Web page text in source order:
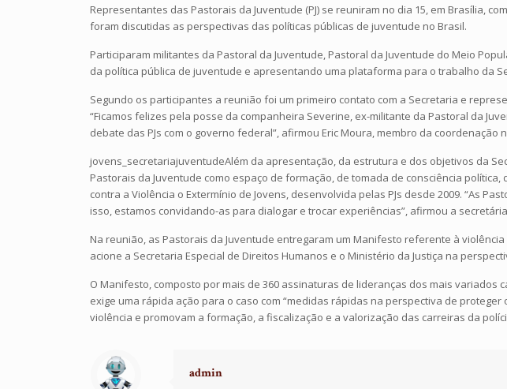
Representantes das Pastorais da Juventude (PJ) se reuniram no dia 15, em Brasília,
foram discutidas as perspectivas das políticas públicas de juventude no Brasil.
Participaram militantes da Pastoral da Juventude, Pastoral da Juventude do Meio
da política pública de juventude e apresentando uma plataforma para o trabalho da
Segundo os participantes a reunião foi um primeiro contato com a Secretaria e
“Ficamos felizes pela posse da companheira Severine, ex-militante da Pastoral da
debate das PJs com o governo federal”, afirmou Eric Moura, membro da coordenação
jovens_secretariajuventudeAlém da apresentação, da estrutura e dos objetivos da
Pastorais da Juventude como espaço de formação, de tomada de consciência
contra a Violência o Extermínio de Jovens, desenvolvida pelas PJs desde 2009. “As
isso, estamos convidando-as para dialogar e trocar experiências”, afirmou a
Na reunião, as Pastorais da Juventude entregaram um Manifesto referente à
acione a Secretaria Especial de Direitos Humanos e o Ministério da Justiça na
O Manifesto, composto por mais de 360 assinaturas de lideranças dos mais
exige uma rápida ação para o caso com “medidas rápidas na perspectiva de
violência e promovam a formação, a fiscalização e a valorização das carreiras da
admin